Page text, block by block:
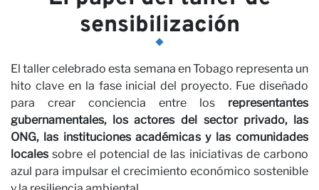
sensibilización
El taller celebrado esta semana en Tobago representa un
hito clave en la fase inicial del proyecto. Fue diseñado
para crear conciencia entre los representantes
gubernamentales, los actores del sector privado, las
ONG, las instituciones académicas y las comunidades
locales sobre el potencial de las iniciativas de carbono
azul para impulsar el crecimiento económico sostenible